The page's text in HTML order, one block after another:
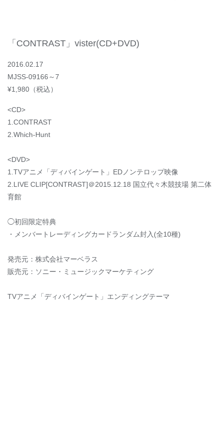
「CONTRAST」vister(CD+DVD)
2016.02.17
MJSS-09166～7
¥1,980（税込）
<CD>
1.CONTRAST
2.Which-Hunt
<DVD>
1.TVアニメ「ディバインゲート」EDノンテロップ映像
2.LIVE CLIP[CONTRAST]＠2015.12.18 国立代々木競技場 第二体
育館
◯初回限定特典
・メンバートレーディングカードランダム封入(全10種)
発売元：株式会社マーベラス
販売元：ソニー・ミュージックマーケティング
TVアニメ「ディバインゲート」エンディングテーマ